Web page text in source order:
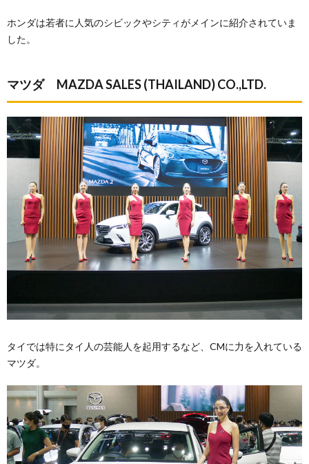
ホンダは若者に人気のシビックやシティがメインに紹介されていま
した。
マツダ MAZDA SALES (THAILAND) CO.,LTD.
タイでは特にタイ人の芸能人を起用するなど、CMに力を入れている
マツダ。